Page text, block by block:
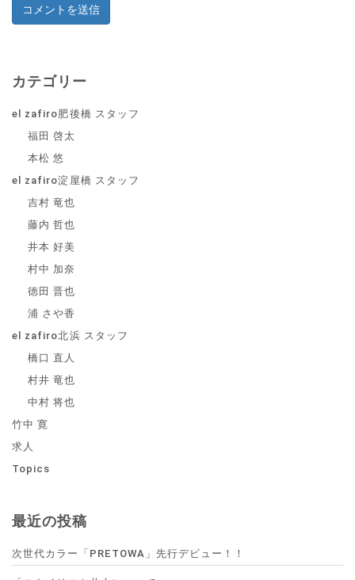
カテゴリー
el zafiro肥後橋 スタッフ
福田 啓太
本松 悠
el zafiro淀屋橋 スタッフ
吉村 竜也
藤内 哲也
井本 好美
村中 加奈
徳田 晋也
浦 さや香
el zafiro北浜 スタッフ
橋口 直人
村井 竜也
中村 将也
竹中 寛
求人
Topics
最近の投稿
次世代カラー「PRETOWA」先行デビュー！！